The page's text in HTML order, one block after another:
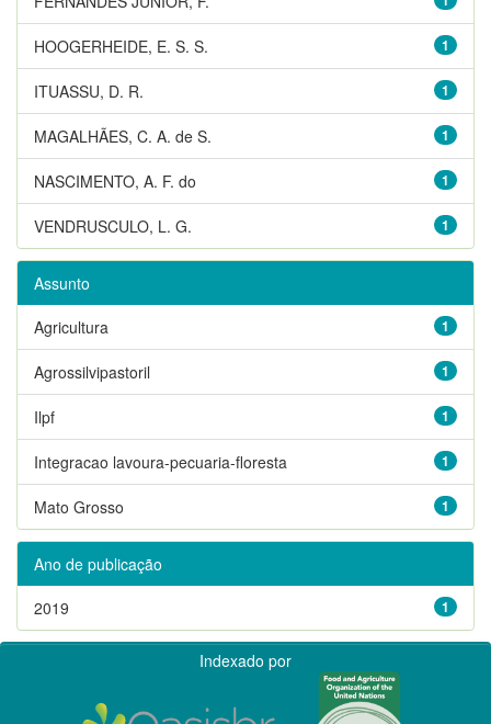
1
HOOGERHEIDE, E. S. S.
1
ITUASSU, D. R.
1
MAGALHÃES, C. A. de S.
1
NASCIMENTO, A. F. do
1
VENDRUSCULO, L. G.
Assunto
1
Agricultura
1
Agrossilvipastoril
1
Ilpf
1
Integracao lavoura-pecuaria-floresta
1
Mato Grosso
Ano de publicação
1
2019
Indexado por